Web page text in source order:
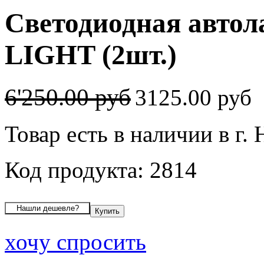
Светодиодная
LIGHT (2шт.)
6'250.00 руб3125.00 руб
Товар есть в наличии в
Код продукта: 2814
хочу спросить